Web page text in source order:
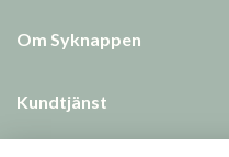
Om Syknappen
Kundtjänst